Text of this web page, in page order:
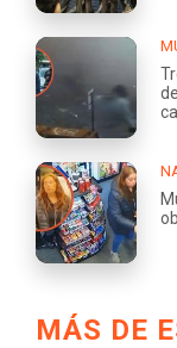
MÁS DE